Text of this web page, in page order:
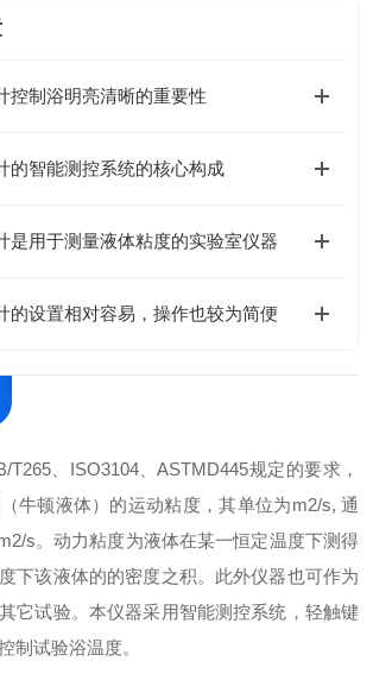
控制浴明亮清晰的重要性
的智能测控系统的核心构成
是用于测量液体粘度的实验室仪器
的设置相对容易，操作也较为简便
、ISO3104、ASTMD445规定的要求，
牛顿液体）的运动粘度，其单位为m2/s, 通
s。动力粘度为液体在某一恒定温度下测得
下该液体的的密度之积。此外仪器也可作为
它试验。本仪器采用智能测控系统，轻触键
制试验浴温度。